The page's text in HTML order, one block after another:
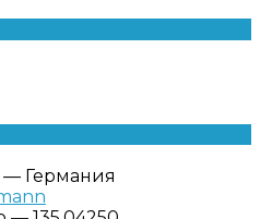
— Германия